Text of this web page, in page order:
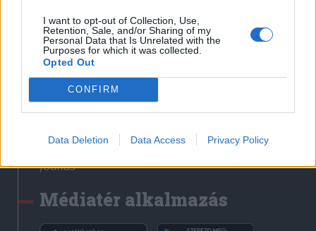
I want to opt-out of Collection, Use,
Retention, Sale, and/or Sharing of my
Personal Data that Is Unrelated with the
Purposes for which it was collected.
Opted Out
CONFIRM
Data Deletion Data Access Privacy Policy
Liget
Krónika
Bihari Napló
Erdélyi Napló
Főtér
Rádió GaGa
Jóállás
Médiatér alkalmazás